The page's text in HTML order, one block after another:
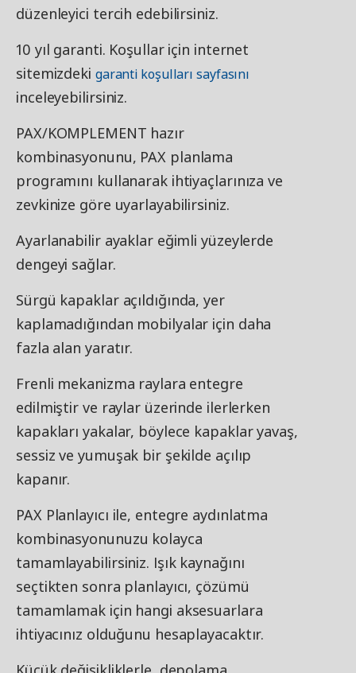
düzenleyici tercih edebilirsiniz.
10 yıl garanti. Koşullar için internet
sitemizdeki garanti koşulları sayfasını
inceleyebilirsiniz.
PAX/KOMPLEMENT hazır
kombinasyonunu, PAX planlama
programını kullanarak ihtiyaçlarınıza ve
zevkinize göre uyarlayabilirsiniz.
Ayarlanabilir ayaklar eğimli yüzeylerde
dengeyi sağlar.
Sürgü kapaklar açıldığında, yer
kaplamadığından mobilyalar için daha
fazla alan yaratır.
Frenli mekanizma raylara entegre
edilmiştir ve raylar üzerinde ilerlerken
kapakları yakalar, böylece kapaklar yavaş,
sessiz ve yumuşak bir şekilde açılıp
kapanır.
PAX Planlayıcı ile, entegre aydınlatma
kombinasyonunuzu kolayca
tamamlayabilirsiniz. Işık kaynağını
seçtikten sonra planlayıcı, çözümü
tamamlamak için hangi aksesuarlara
ihtiyacınız olduğunu hesaplayacaktır.